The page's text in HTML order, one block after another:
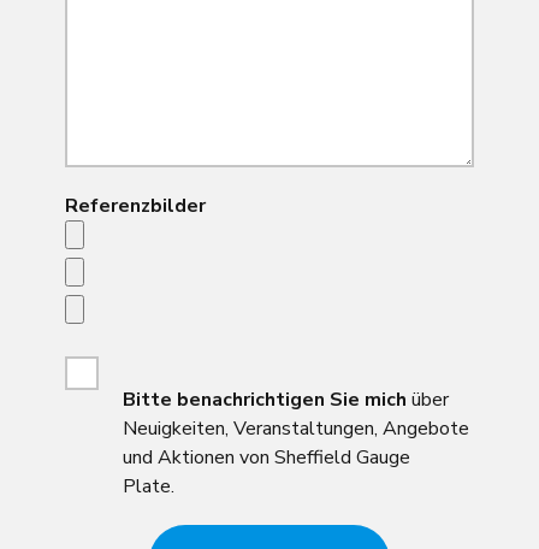
Referenzbilder
Bitte benachrichtigen Sie mich über
Neuigkeiten, Veranstaltungen, Angebote
und Aktionen von Sheffield Gauge
Plate.